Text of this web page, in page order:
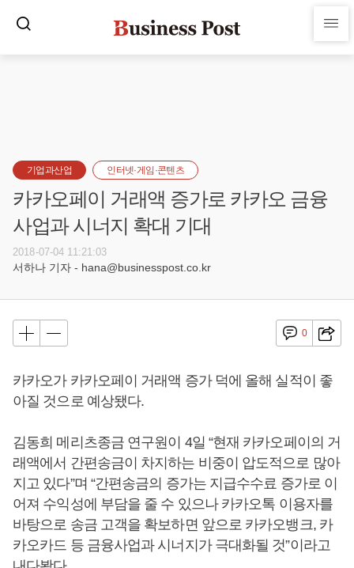
기업과산업 인터넷·게임·콘텐츠
카카오페이 거래액 증가로 카카오 금융
사업과 시너지 확대 기대
2018-07-04 11:21:03
서하나 기자 - hana@businesspost.co.kr
0
카카오가 카카오페이 거래액 증가 덕에 올해 실적이 좋
아질 것으로 예상됐다.
김동희 메리츠종금 연구원이 4일 “현재 카카오페이의 거
래액에서 간편송금이 차지하는 비중이 압도적으로 많아
지고 있다”며 “간편송금의 증가는 지급수수료 증가로 이
어져 수익성에 부담을 줄 수 있으나 카카오톡 이용자를
바탕으로 송금 고객을 확보하면 앞으로 카카오뱅크, 카
카오카드 등 금융사업과 시너지가 극대화될 것”이라고